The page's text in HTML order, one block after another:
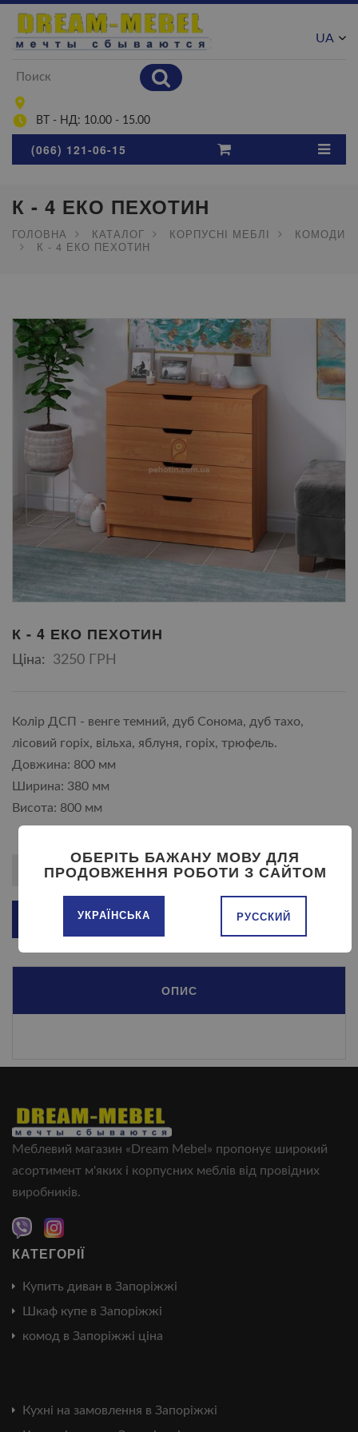
ВТ - НД: 10.00 - 15.00
UA
(066) 121-06-15
К - 4 ЕКО ПЕХОТИН
ГОЛОВНА КАТАЛОГ КОРПУСНІ МЕБЛІ
КОМОДИ
К - 4 ЕКО ПЕХОТИН
К - 4 ЕКО ПЕХОТИН
Ціна: 3250 ГРН
Колір ДСП - венге темний, дуб Сонома, дуб тахо,
лісовий горіх, вільха, яблуня, горіх, трюфель.
Довжина: 800 мм
Ширина: 380 мм
Висота: 800 мм
ДОДАТИ В КОШИК
ОПИС
Меблевий магазин «Dream Mebel» пропонує широкий
асортимент м'яких і корпусних меблів від провідних
виробників.
КАТЕГОРІЇ
Купить диван в Запоріжжі
Шкаф купе в Запоріжжі
комод в Запоріжжі ціна
Кухні на замовлення в Запоріжжі
ОБЕРІТЬ БАЖАНУ МОВУ ДЛЯ
ПРОДОВЖЕННЯ РОБОТИ З САЙТОМ
УКРАЇНСЬКА РУССКИЙ